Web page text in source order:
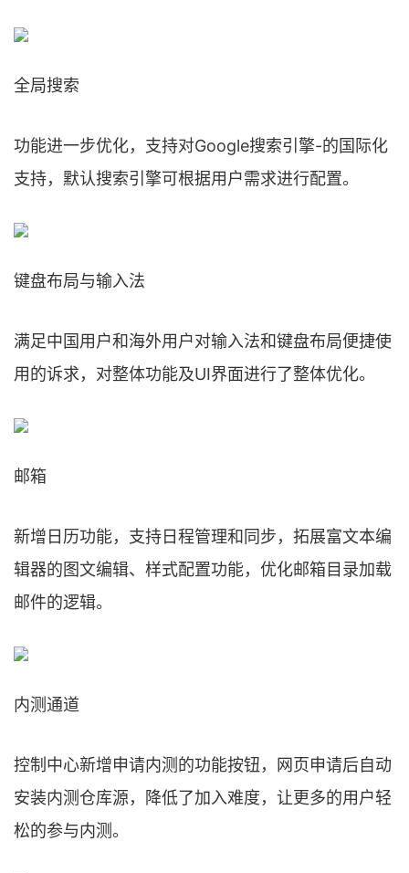
全局搜索
功能进一步优化，支持对Google搜索引擎-的国际化
支持，默认搜索引擎可根据用户需求进行配置。
键盘布局与输入法
满足中国用户和海外用户对输入法和键盘布局便捷使
用的诉求，对整体功能及UI界面进行了整体优化。
邮箱
新增日历功能，支持日程管理和同步，拓展富文本编
辑器的图文编辑、样式配置功能，优化邮箱目录加载
邮件的逻辑。
内测通道
控制中心新增申请内测的功能按钮，网页申请后自动
安装内测仓库源，降低了加入难度，让更多的用户轻
松的参与内测。